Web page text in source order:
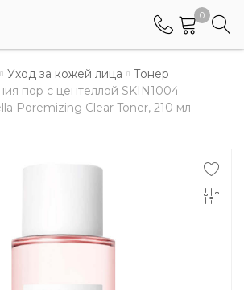
0
обращения граждан
Уход за кожей лица
Тонер
пор с центеллой SKIN1004
Poremizing Clear Toner, 210 мл